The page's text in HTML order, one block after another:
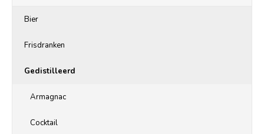
Bier
Frisdranken
Gedistilleerd
Armagnac
Cocktail